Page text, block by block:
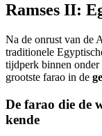
Ramses II:
Na de onrust van de
traditionele
tijdperk binnen onder
grootste farao in de
De farao die de
kende